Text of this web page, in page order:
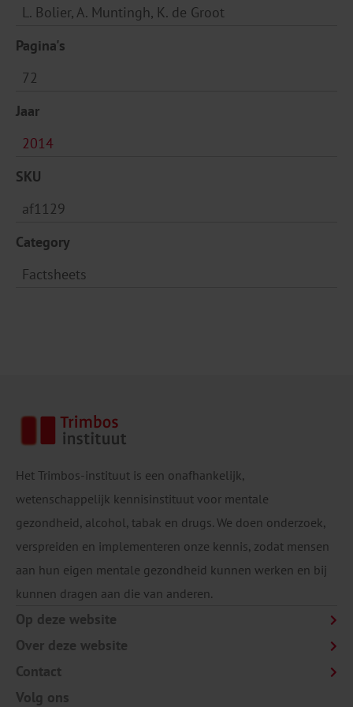
L. Bolier, A. Muntingh, K. de Groot
Pagina's
72
Jaar
2014
SKU
af1129
Category
Factsheets
Het Trimbos-instituut is een onafhankelijk,
wetenschappelijk kennisinstituut voor mentale
gezondheid, alcohol, tabak en drugs. We doen onderzoek,
verspreiden en implementeren onze kennis, zodat mensen
aan hun eigen mentale gezondheid kunnen werken en bij
kunnen dragen aan die van anderen.
Op deze website
Over deze website
Contact
Volg ons